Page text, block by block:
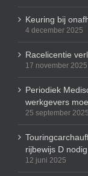
Keuring bij
4 december 2025
Racelicentie
17 november 2025
Periodiek
werkgevers
25 september 2025
rijbewijs D nodig
12 juni 2025